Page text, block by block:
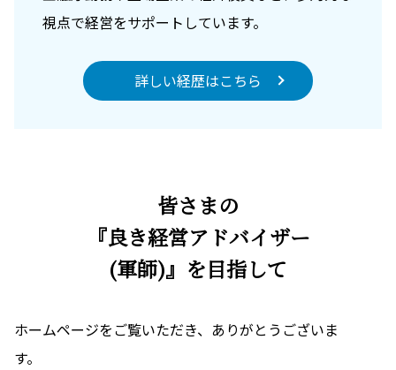
視点で経営をサポートしています。
詳しい経歴はこちら
皆さまの
『良き経営アドバイザー
(軍師)』を目指して
ホームページをご覧いただき、ありがとうございま
す。